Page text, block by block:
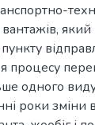
процесу
одного
роки зміни в